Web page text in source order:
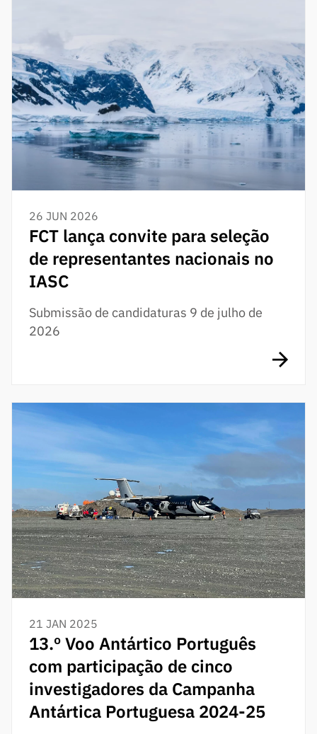
26 JUN 2026
FCT lança convite para seleção
de representantes nacionais no
IASC
Submissão de candidaturas 9 de julho de
2026
21 JAN 2025
13.º Voo Antártico Português
com participação de cinco
investigadores da Campanha
Antártica Portuguesa 2024-25